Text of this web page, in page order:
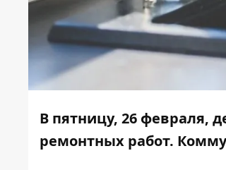
В пятницу, 26 февраля,
ремонтных работ.